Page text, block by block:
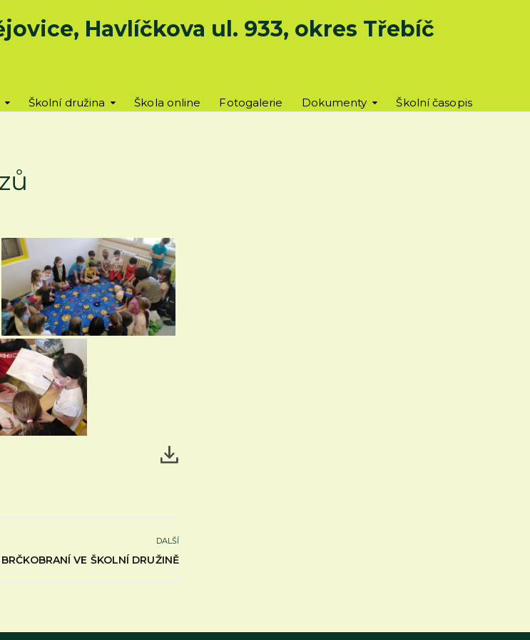
Havlíčkova ul. 933, okres Třebíč
Školní družina Škola online Fotogalerie Dokumenty Školní časopis
DALŠÍ
BRČKOBRANÍ VE ŠKOLNÍ DRUŽINĚ